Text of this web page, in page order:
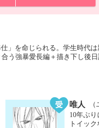
」を命じられる。学生時代
う強暴愛長編＋描き下し後
唯人
10年ぶ
トイッ